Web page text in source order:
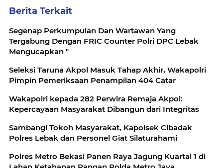
Berita Terkait
Segenap Perkumpulan Dan Wartawan Yang
Tergabung Dengan FRIC Counter Polri DPC Lebak
Mengucapkan "
Seleksi Taruna Akpol Masuk Tahap Akhir, Wakapolri
Pimpin Pemeriksaan Penampilan 404 Catar
Wakapolri kepada 282 Perwira Remaja Akpol:
Kepercayaan Masyarakat Dibangun dari Integritas
Sambangi Tokoh Masyarakat, Kapolsek Cibadak
Polres Lebak dan Personel Giat Silaturahami
Polres Metro Bekasi Panen Raya Jagung Kuartal 1 di